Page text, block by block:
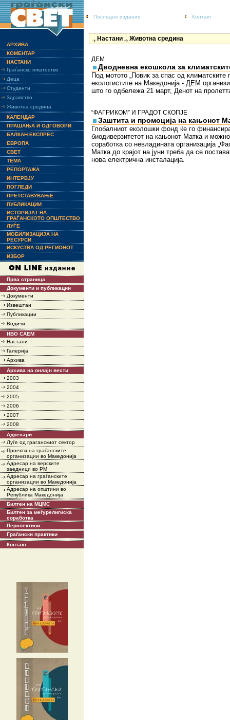
Последно издание Контакт
АРХИВА
КОМЕНТАР
НАСТАНИ
Граѓанско општество
Деца
Студенти
Здравство
Животна средина
КАЛЕНДАР
ПРАШАЊА И ОДГОВОРИ
БАЛКАН-ЕКСПРЕС
ЕВРОПА
СВЕТ
ТЕМА
РЕПОРТАЖА
ИНТЕРВЈУ
ПОГЛЕДИ
ПРЕТСТАВУВАЊЕ
ПУБЛИКАЦИИ
ИСТОРИЈАТ НА
ГРАЃАНСКОТО ОПШТЕСТВО
ЛУЃЕ
МОБИЛИЗАЦИЈА НА
РЕСУРСИ
ИСКУСТВА ОД РЕГИОНОТ
ИЗБОР
Прва страница
Документи и публикации
Документи
Извештаи
Публикации
Водичи
НВО САЕМ
Настани
Галерија
Архива
Архива на онлајн вести
2003
2004
2005
2006
2007
2008
Адресари
Луѓе од граганскиот сектор
Проекти на граѓанските
организации во Македонија
Адресар на верските
заедници во РМ
Адресар на граѓанските
организации во Македонија
Адресар на општини во
Република Македонија
Билтен на МЦМС
Билтен за меѓурелигиска
соработка
Перспективи
Граѓански практики
Контакт
Настани Животна средина
ДЕМ
Дводневна екошкола за
Под мотото „Повик за спас од
екологистите на Македонија - ДЕМ
што го одбележа 21 март, Денот на
“ФАГРИКОМ” И ГРАДОТ СКОПЈЕ
Заштита и промоција на кањонот
Глобалниот еколошки фонд ќе го
биодиверзитетот на кањонот Матка и
соработка со невладината организација
Матка до крајот на јуни треба да се
нова електрична инсталација.